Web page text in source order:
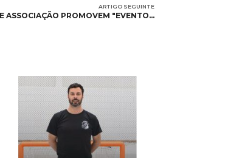
ARTIGO SEGUINTE
ASSOCIAÇÃO PROMOVEM "EVENTO…